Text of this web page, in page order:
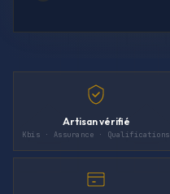
Artisan vérifié
Kbis · Assurance · Qualifications